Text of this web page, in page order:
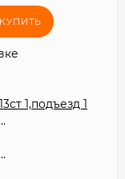
КУПИТЬ
1,подъезд 1